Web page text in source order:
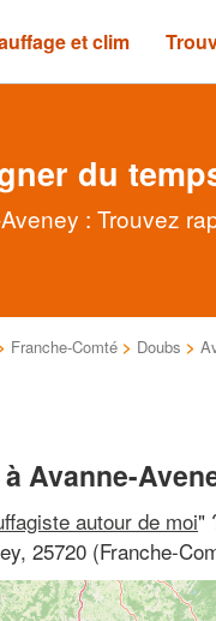
et clim
du
: Trouvez
Franche-Comté > Doubs >
Avanne-
autour de moi"
25720 (Franche-